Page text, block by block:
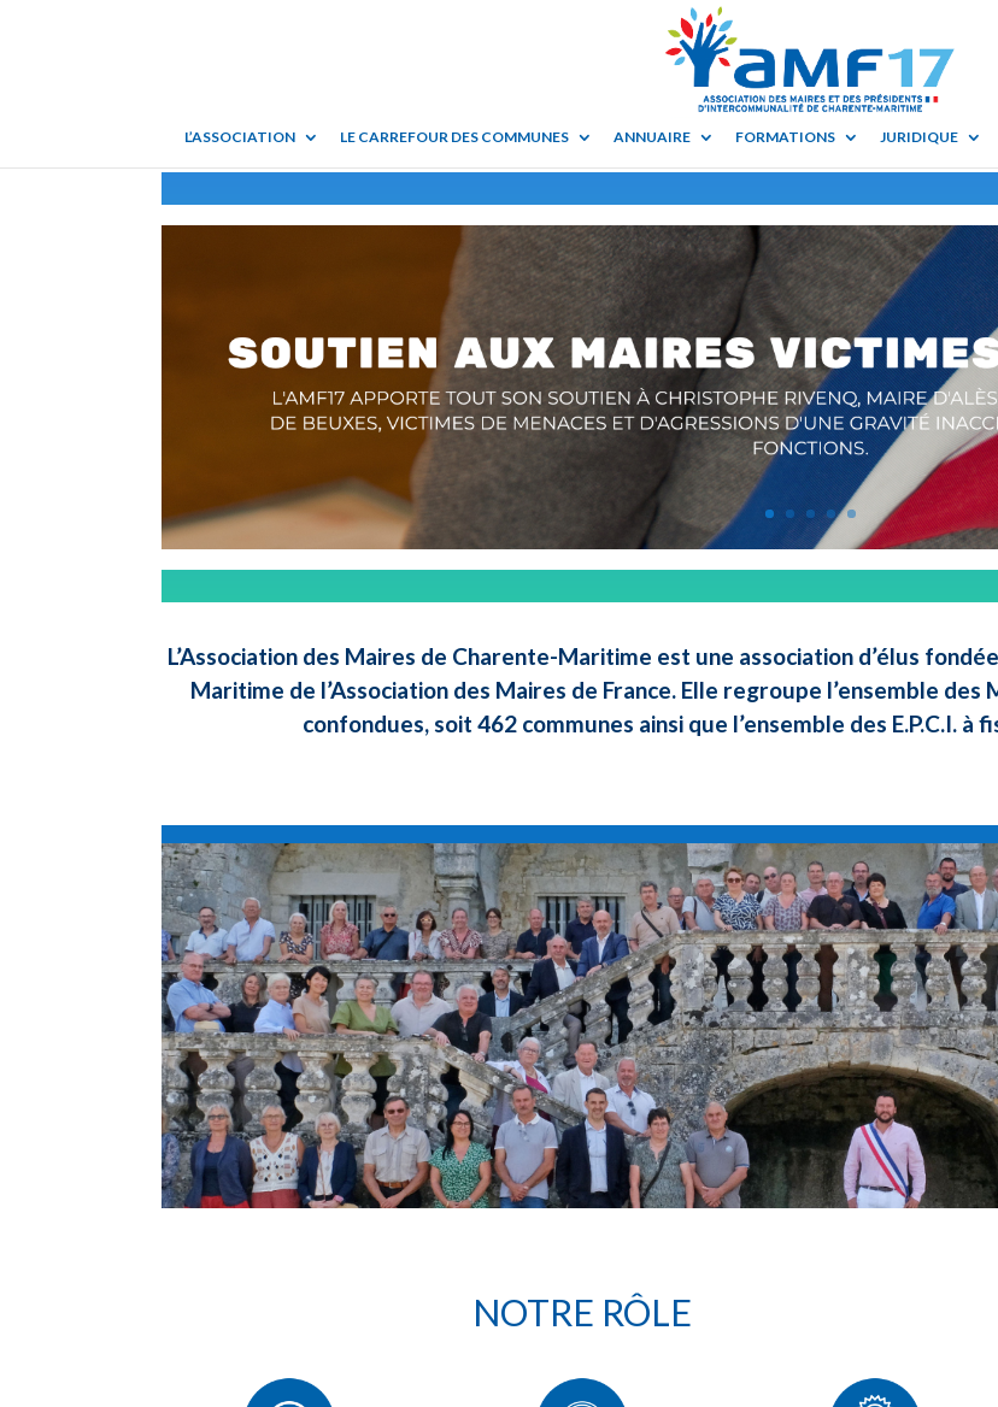
L’ASSOCIATION LE CARREFOUR DES COMMUNES ANNUAIRE FORMATIONS JURIDIQUE
L’Association des Maires de Charente-Maritime est une association d’élus
Maritime de l’Association des Maires de France. Elle regroupe l’ensemble
confondues, soit 462 communes ainsi que l’ensemble des E.P.C.I.
NOTRE RÔLE